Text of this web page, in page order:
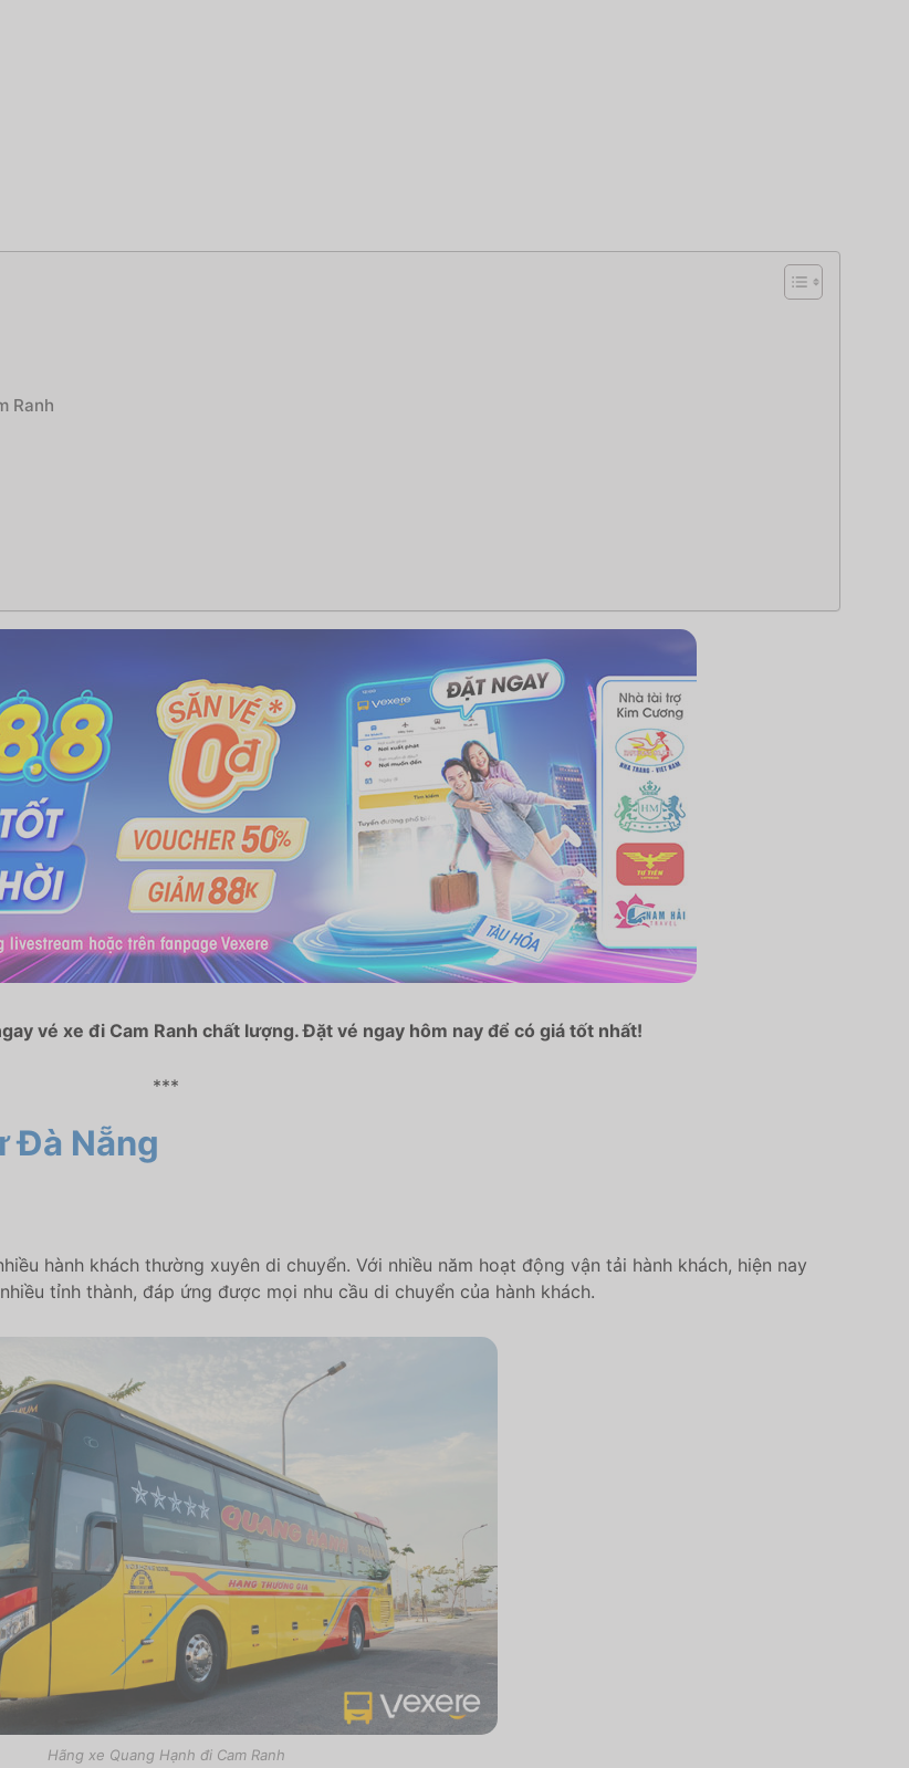
Ranh
vé xe đi Cam Ranh chất lượng. Đặt vé ngay hôm nay để có giá tốt nhất!
***
Đà Nẵng
hành khách thường xuyên di chuyển. Với nhiều năm hoạt động vận tải hành khách, hiện nay
tỉnh thành, đáp ứng được mọi nhu cầu di chuyển của hành khách.
Hãng xe Quang Hạnh đi Cam Ranh